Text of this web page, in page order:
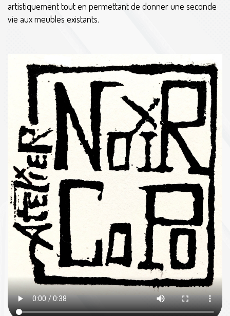
artistiquement tout en permettant de donner une seconde
vie aux meubles existants.